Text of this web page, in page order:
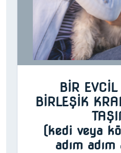
BİR
BİRLEŞİK
(kedi veya
adım